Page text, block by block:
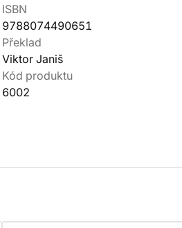
ISBN
9788074490651
Překlad
Viktor Janiš
Kód produktu
6002